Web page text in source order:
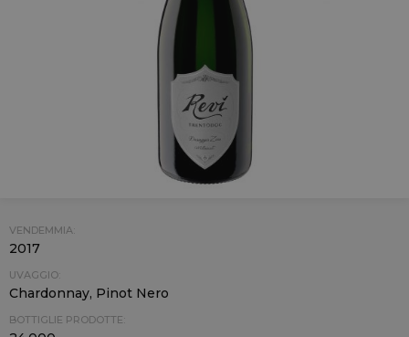
VENDEMMIA:
2017
UVAGGIO:
Chardonnay, Pinot Nero
BOTTIGLIE PRODOTTE: